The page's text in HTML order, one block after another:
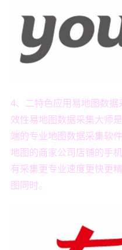
4、二特色应用易地图数
效性易地图数据采集大师
端的专业地图数据采集软
地图的商家公司店铺的手
有采集更专业速度更快更
图同时。